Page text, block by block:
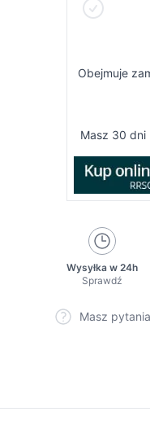
Obejmuje
Masz 30 dni
Wysyłka w 24h
Sprawdź
Masz